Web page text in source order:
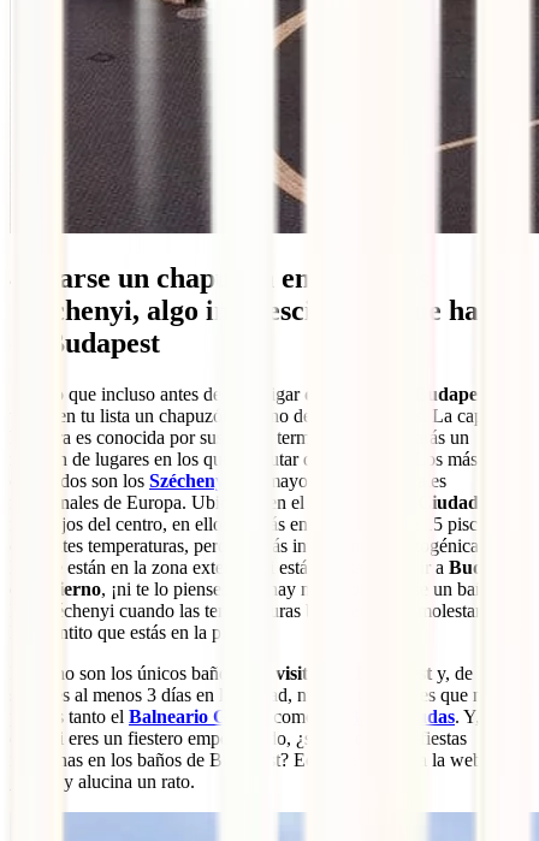
4. Darse un chapuzón en los baños
Széchenyi, algo imprescindible que hacer
en Budapest
Seguro que incluso antes de investigarqué hacer en Budapest
tenías en tu lista un chapuzón en uno de sus balnearios. La capital
húngara es conocida por sus aguas termales y encontrarás un
montón de lugares en los que disfrutar de esta faceta. Los más
conocidos son los Széchenyi
, los mayores baños termales
medicinales de Europa. Ubicados en el
Parque de la Ciudad
muy lejos del centro, en ellos podrás encontrar más de 15 piscinas a
diferentes temperaturas, pero las más interesantes y fotogénicas son
las que están en la zona exterior. Si estás pensando en ir a Budapest
en invierno, ¡ni te lo pienses! No hay nada como darse un baño en
los Széchenyi cuando las temperaturas bajo cero ni te molestan con
lo calentito que estás en la piscina.
Estos no son los únicos baños
que visitar en Budapest y, de hecho,
si tienes al menos 3 días en la ciudad, nuestro consejo es que no te
pierdas tanto el Balneario Gellért como los Baños Rudas. Y, ojo al
dato, si eres un fiestero empedernido, ¿sabías que hay fiestas
nocturnas en los baños de Budapest? Echa un vistazo a la web de
y alucina un rato.